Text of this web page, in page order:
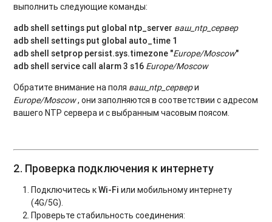
выполнить следующие команды:
adb shell settings put global ntp_server ваш_ntp_сервер
adb shell settings put global auto_time 1
adb shell setprop persist.sys.timezone "Europe/Moscow"
adb shell service call alarm 3 s16 Europe/Moscow
Обратите внимание на поля ваш_ntp_сервери
Europe/Moscow, они заполняются в соответствии с адресом
вашего NTP сервера и с выбранным часовым поясом.
2. Проверка подключения к интернету
Подключитесь кWi-Fi или мобильному интернету
(4G/5G).
Проверьте стабильность соединения: